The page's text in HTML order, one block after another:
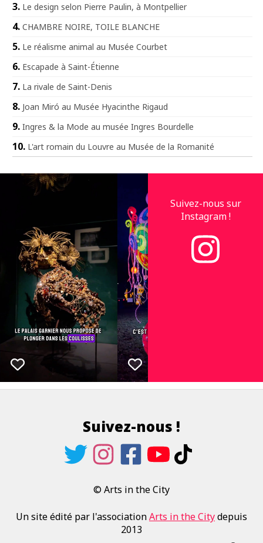
Le design selon Pierre Paulin, à Montpellier
CHAMBRE NOIRE, TOILE BLANCHE
Le réalisme animal au Musée Courbet
Escapade à Saint-Étienne
La rivale de Saint-Denis
Joan Miró au Musée Hyacinthe Rigaud
Ingres & la Mode au musée Ingres Bourdelle
L'art romain du Louvre au Musée de la Romanité
Suivez-nous sur
Instagram !
Suivez-nous !
© Arts in the City
Un site édité par l'associationArts in the Citydepuis
2013